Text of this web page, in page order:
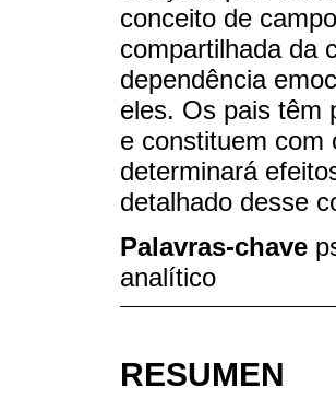
conceito de
compartilhada da
dependência
eles. Os pais têm
e constituem com
determinará
detalhado desse
Palavras-chave
analítico
RESUMEN